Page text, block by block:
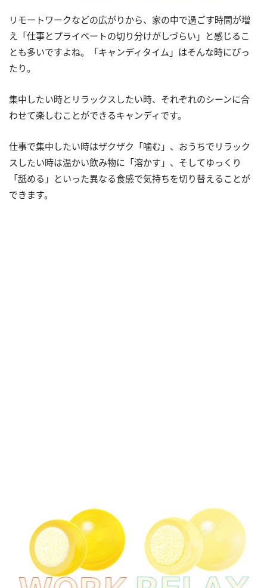
リモートワークなどの広がりから、家の中で過ごす時間が増
え「仕事とプライベートの切り分けがしづらい」と感じるこ
とも多いですよね。「キャンディタイム」はそんな時にぴっ
たり。
集中したい時とリラックスしたい時、それぞれのシーンに合
わせて楽しむことができるキャンディです。
仕事で集中したい時はザクザク「噛む」、おうちでリラック
スしたい時は温かい飲み物に「溶かす」、そしてゆっくり
「舐める」といった異なる食感で気持ちを切り替えることが
できます。